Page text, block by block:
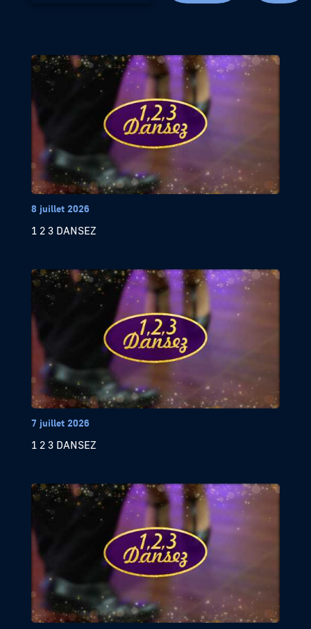
8 juillet 2026
1 2 3 DANSEZ
7 juillet 2026
1 2 3 DANSEZ